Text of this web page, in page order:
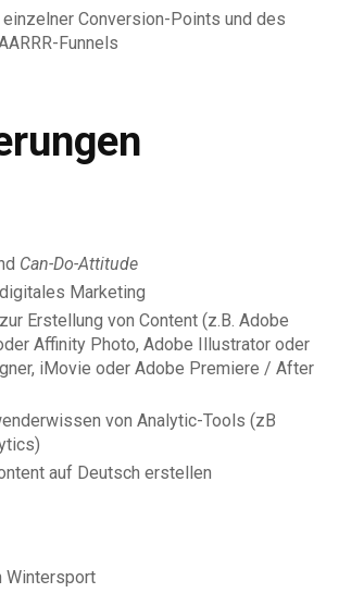
Conversion-Points und des
Funnels
Can-Do-Attitude
Marketing
Erstellung von Content (z.B. Adobe
Affinity Photo, Adobe Illustrator oder
iMovie oder Adobe Premiere / After
von Analytic-Tools (zB
auf Deutsch erstellen
Wintersport